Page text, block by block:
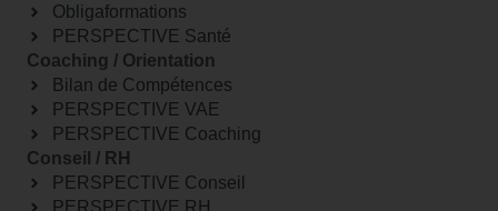
Obligaformations
PERSPECTIVE Santé
Coaching / Orientation
Bilan de Compétences
PERSPECTIVE VAE
PERSPECTIVE Coaching
Conseil / RH
PERSPECTIVE Conseil
PERSPECTIVE RH